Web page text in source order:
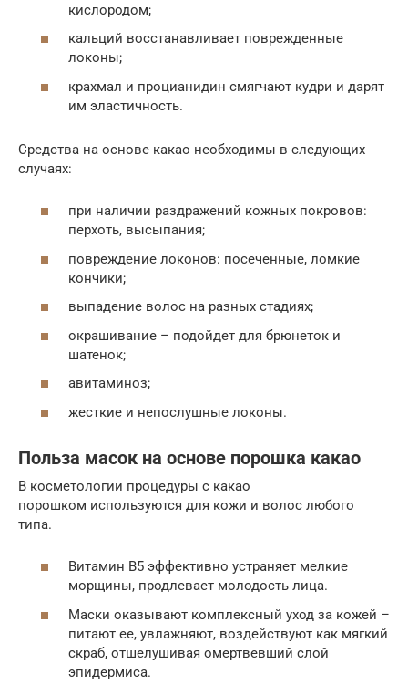
кислородом;
кальций восстанавливает поврежденные
локоны;
крахмал и процианидин смягчают кудри и дарят
им эластичность.
Средства на основе какао необходимы в следующих
случаях:
при наличии раздражений кожных покровов:
перхоть, высыпания;
повреждение локонов: посеченные, ломкие
кончики;
выпадение волос на разных стадиях;
окрашивание – подойдет для брюнеток и
шатенок;
авитаминоз;
жесткие и непослушные локоны.
Польза масок на основе порошка какао
В косметологии процедуры с какао
порошком используются для кожи и волос любого
типа.
Витамин В5 эффективно устраняет мелкие
морщины, продлевает молодость лица.
Маски оказывают комплексный уход за кожей –
питают ее, увлажняют, воздействуют как мягкий
скраб, отшелушивая омертвевший слой
эпидермиса.